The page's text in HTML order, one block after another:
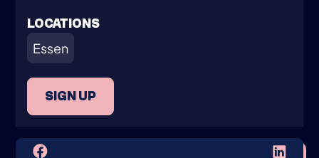
LOCATIONS
Essen
SIGN UP